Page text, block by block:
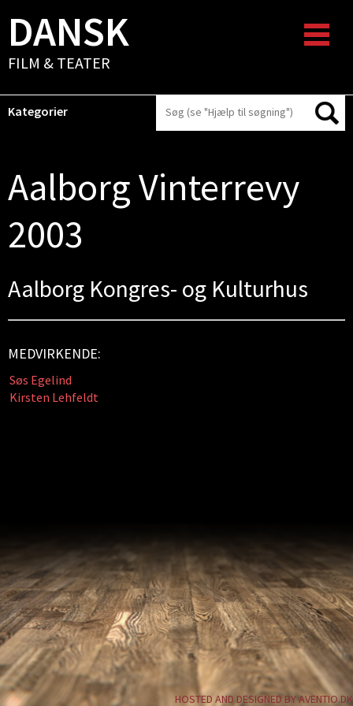
DANSK
FILM & TEATER
Kategorier
Aalborg Vinterrevy
2003
Aalborg Kongres- og Kulturhus
MEDVIRKENDE:
Søs Egelind
Kirsten Lehfeldt
HOSTED AND DESIGNED BY AVENTIO.DK